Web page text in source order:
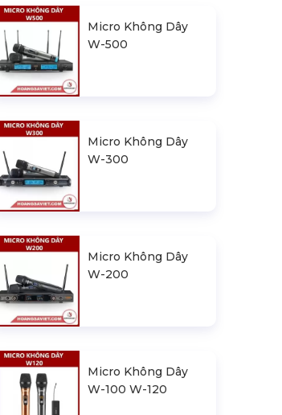
Micro Không Dây
W-500
Micro Không Dây
W-300
Micro Không Dây
W-200
Micro Không Dây
W-100 W-120